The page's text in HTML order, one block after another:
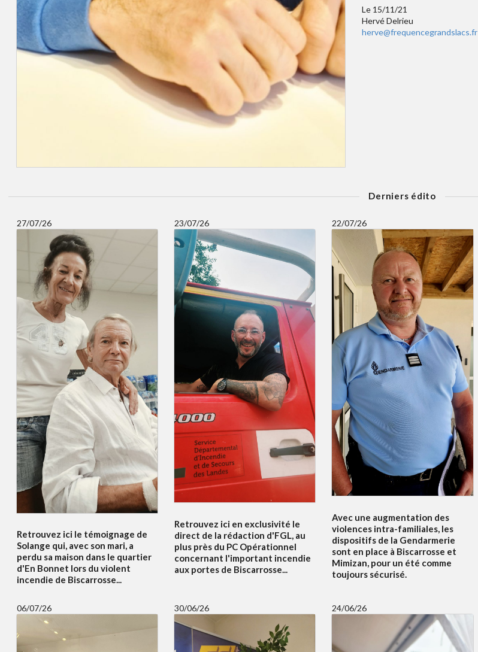
Le 15/11/21
Hervé Delrieu
herve@frequencegrandslacs.fr
Derniers édito
27/07/26
Retrouvez ici le témoignage de
Solange qui, avec son mari, a
perdu sa maison dans le quartier
d'En Bonnet lors du violent
incendie de Biscarrosse...
23/07/26
Retrouvez ici en exclusivité le
direct de la rédaction d'FGL, au
plus près du PC Opérationnel
concernant l'important incendie
aux portes de Biscarrosse...
22/07/26
Avec une augmentation des
violences intra-familiales, les
dispositifs de la Gendarmerie
sont en place à Biscarrosse et
Mimizan, pour un été comme
toujours sécurisé.
06/07/26 30/06/26 24/06/26